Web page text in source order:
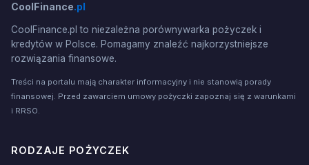
CoolFinance.pl
CoolFinance.pl to niezależna porównywarka pożyczek i
kredytów w Polsce. Pomagamy znaleźć najkorzystniejsze
rozwiązania finansowe.
Treści na portalu mają charakter informacyjny i nie stanowią porady
finansowej. Przed zawarciem umowy pożyczki zapoznaj się z warunkami
i RRSO.
RODZAJE POŻYCZEK